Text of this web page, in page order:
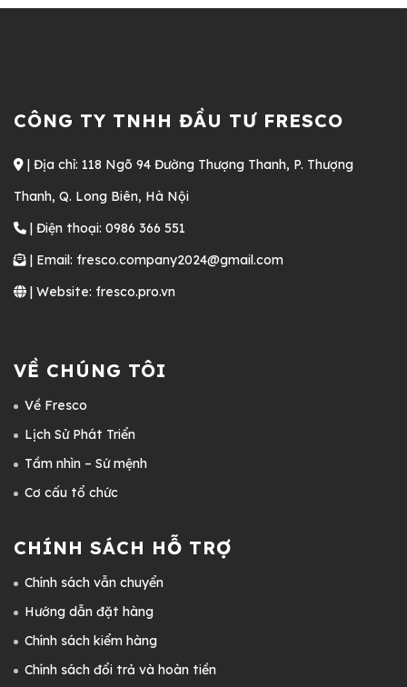
CÔNG TY TNHH ĐẦU TƯ FRESCO
| Địa chỉ: 118 Ngõ 94 Đường Thượng Thanh, P. Thượng
Thanh, Q. Long Biên, Hà Nội
| Điện thoại: 0986 366 551
| Email: fresco.company2024@gmail.com
| Website: fresco.pro.vn
VỀ CHÚNG TÔI
Về Fresco
Lịch Sử Phát Triển
Tầm nhìn – Sứ mệnh
Cơ cấu tổ chức
CHÍNH SÁCH HỖ TRỢ
Chính sách vẫn chuyển
Hướng dẫn đặt hàng
Chính sách kiểm hàng
Chính sách đổi trả và hoàn tiền